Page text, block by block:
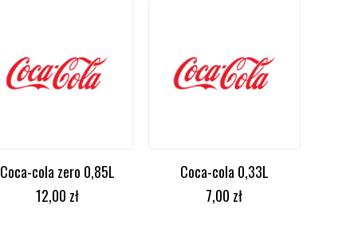
DODAJ DO KOSZYKA
Coca-cola zero 0,85L
12,00 zł
DODAJ DO KOSZYKA
Coca-cola 0,33L
7,00 zł